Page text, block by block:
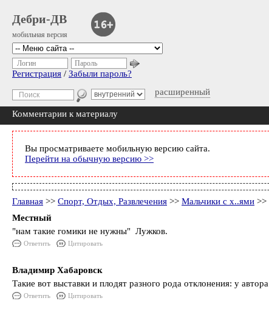
Дебри-ДВ
мобильная версия
расширенный
Логин Пароль
Регистрация / Забыли пароль?
Комментарии к материалу
Вы просматриваете мобильную версию сайта.
Перейти на обычную версию >>
Главная >> Спорт, Отдых, Развлечения >> Мальчики с х..ями >>
Местный
"нам такие гомики не нужны" Лужков.
Ответить Цитировать
Владимир Хабаровск
Такие вот выставки и плодят разного рода отклонения: у
Ответить Цитировать